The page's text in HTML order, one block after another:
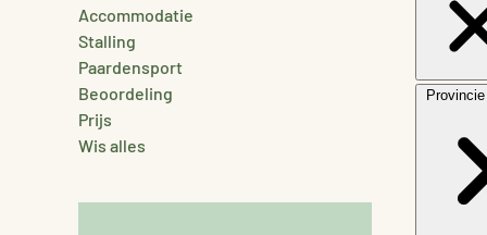
Provincie
Accommodatie
Stalling
Paardensport
Beoordeling
Prijs
Wis alles